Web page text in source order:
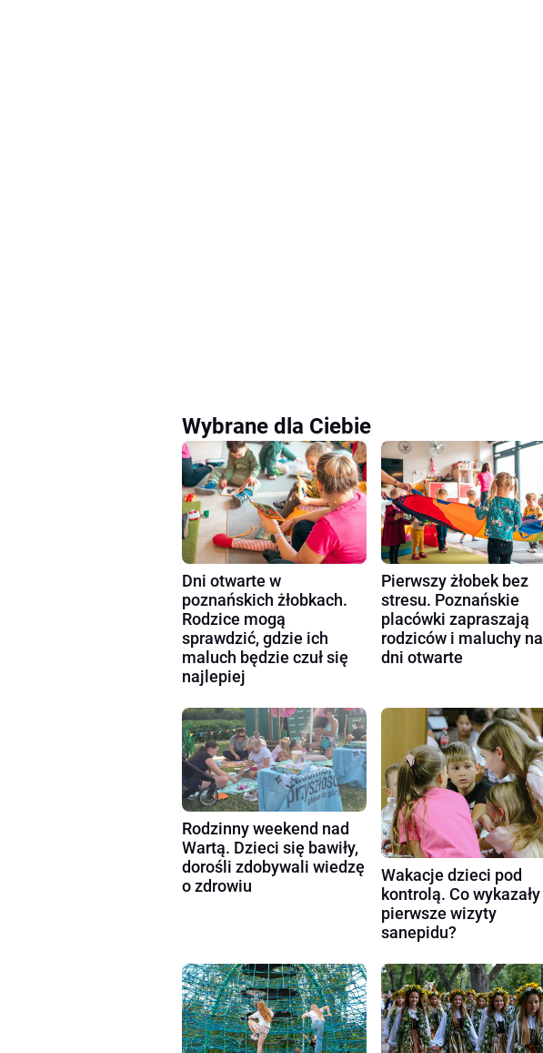
Wybrane dla Ciebie
Dni otwarte w
poznańskich żłobkach.
Rodzice mogą
sprawdzić, gdzie ich
maluch będzie czuł się
najlepiej
Pierwszy żłobek bez
stresu. Poznańskie
placówki zapraszają
rodziców i maluchy na
dni otwarte
Rodzinny weekend nad
Wartą. Dzieci się bawiły,
dorośli zdobywali wiedzę
o zdrowiu
Wakacje dzieci pod
kontrolą. Co wykazały
pierwsze wizyty
sanepidu?